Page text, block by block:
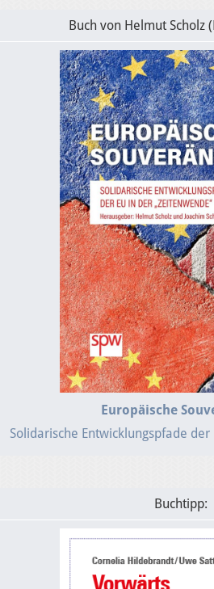
Buch von Helmut Scholz
Europäische
Solidarische Entwicklungspfade
Buchtipp: